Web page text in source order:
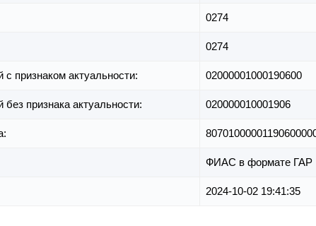
0274
0274
с признаком актуальности: 02000001000190600
признака актуальности: 020000010001906
ФИАС в формате ГАР
2024-10-02 19:41:35